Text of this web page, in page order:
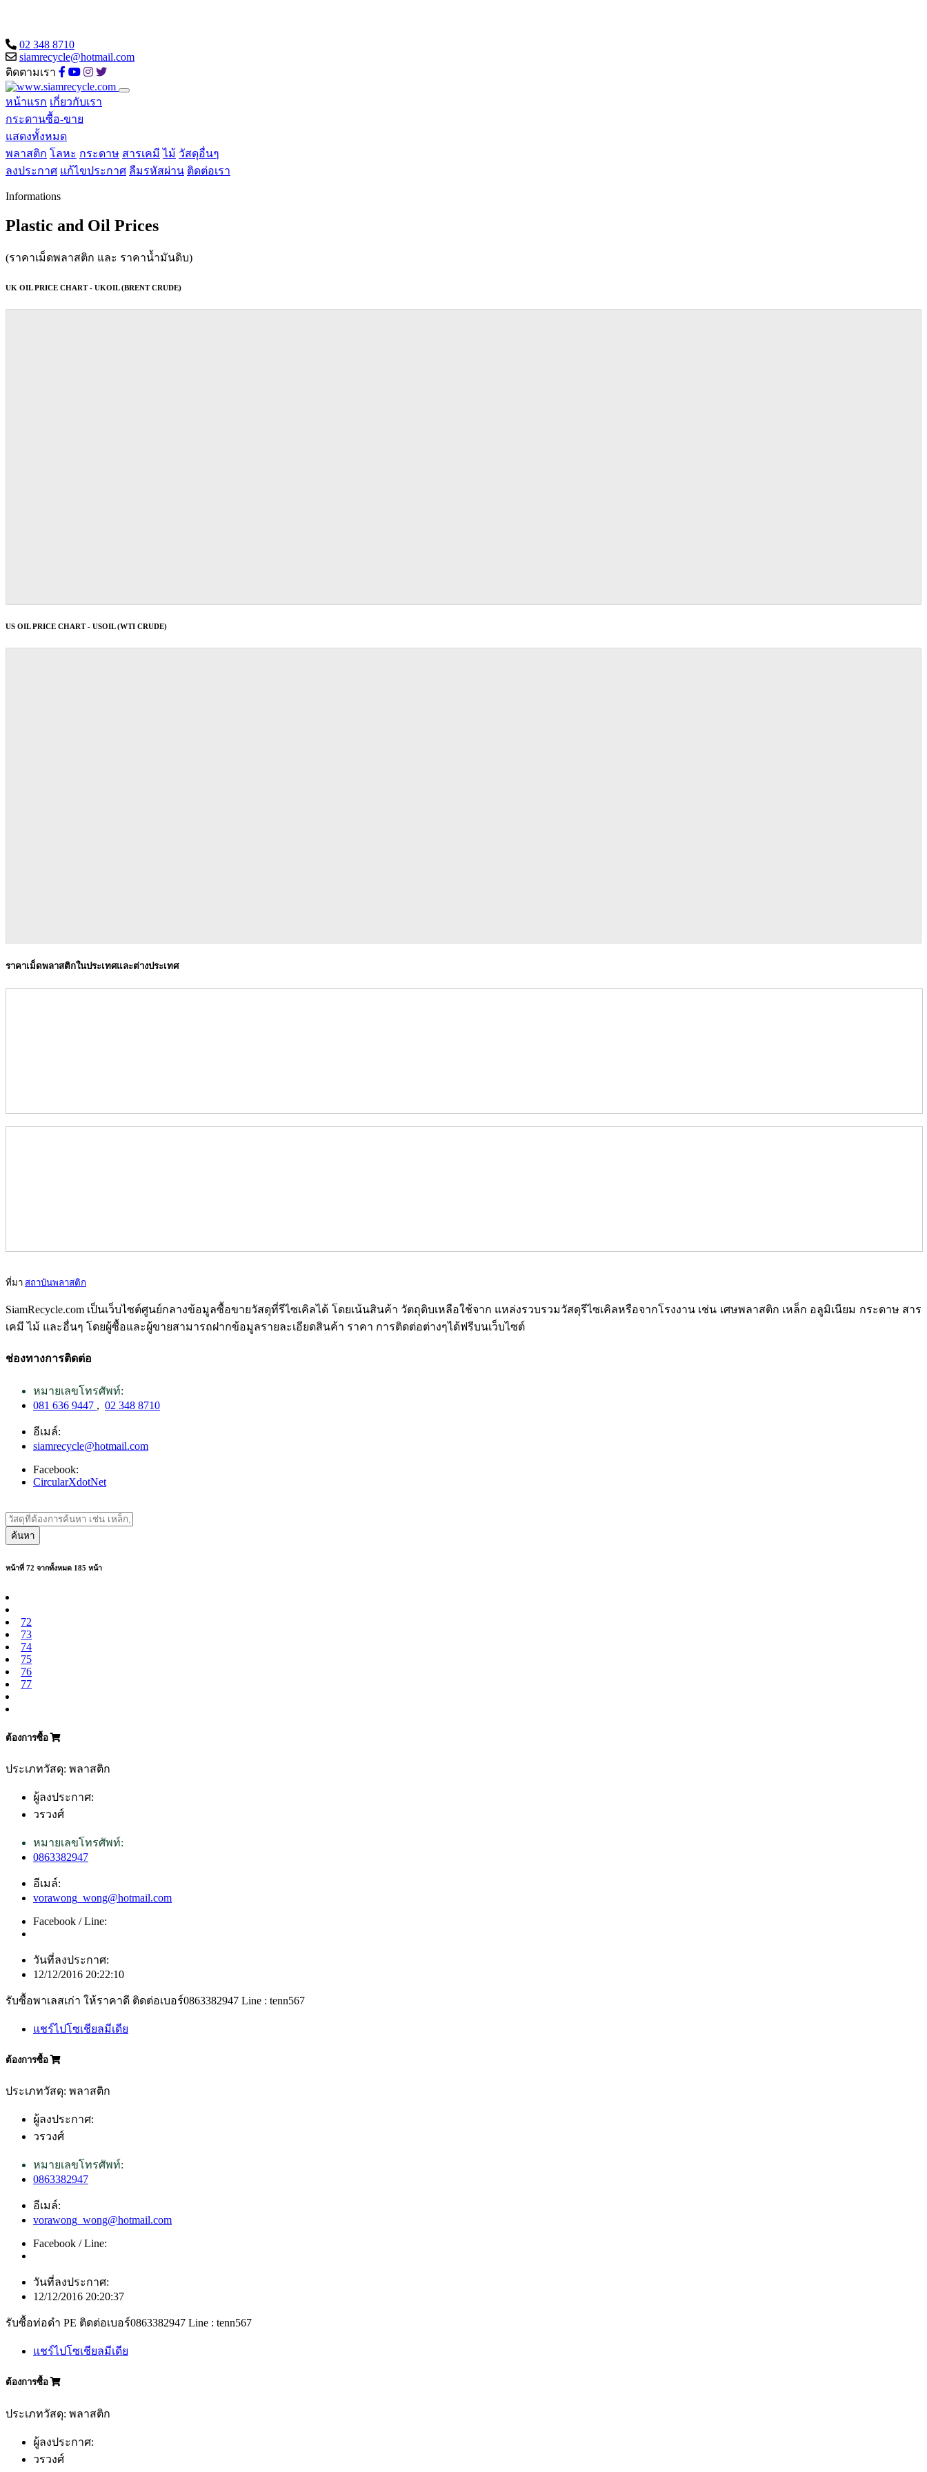
02 348 8710
siamrecycle@hotmail.com
ติดตามเรา
หน้าแรก เกี่ยวกับเรา
กระดานซื้อ-ขาย
แสดงทั้งหมด
พลาสติก โลหะ กระดาษ สารเคมี ไม้ วัสดุอื่นๆ
ลงประกาศ แก้ไขประกาศ ลืมรหัสผ่าน ติดต่อเรา
Informations
Plastic and Oil Prices
(ราคาเม็ดพลาสติก และ ราคาน้ำมันดิบ)
UK OIL PRICE CHART - UKOIL (BRENT CRUDE)
US OIL PRICE CHART - USOIL (WTI CRUDE)
ราคาเม็ดพลาสติกในประเทศและต่างประเทศ
ที่มา สถาบันพลาสติก
SiamRecycle.com เป็นเว็บไซต์ศูนย์กลางข้อมูลซื้อขายวัสดุที่รีไซเคิลได้ โดยเน้นสินค้า วัตถุดิบเหลือใช้จาก แหล่งรวบรวมวัสดุรีไซเคิลหรือจากโรงงาน เช่น เศษพลาสติก เหล็ก อลูมิเนียม กระดาษ สาร
เคมี ไม้ และอื่นๆ โดยผู้ซื้อและผู้ขายสามารถฝากข้อมูลรายละเอียดสินค้า ราคา การติดต่อต่างๆได้ฟรีบนเว็บไซต์
ช่องทางการติดต่อ
หมายเลขโทรศัพท์:
081 636 9447 , 02 348 8710
อีเมล์:
siamrecycle@hotmail.com
Facebook:
CircularXdotNet
ค้นหา
หน้าที่ 72 จากทั้งหมด 185 หน้า
72
73
74
75
76
77
ต้องการซื้อ
ประเภทวัสดุ: พลาสติก
ผู้ลงประกาศ:
วรวงศ์
หมายเลขโทรศัพท์:
0863382947
อีเมล์:
vorawong_wong@hotmail.com
Facebook / Line:
วันที่ลงประกาศ:
12/12/2016 20:22:10
รับซื้อพาเลสเก่า ให้ราคาดี ติดต่อเบอร์0863382947 Line : tenn567
แชร์ไปโซเชียลมีเดีย
ต้องการซื้อ
ประเภทวัสดุ: พลาสติก
ผู้ลงประกาศ:
วรวงศ์
หมายเลขโทรศัพท์:
0863382947
อีเมล์:
vorawong_wong@hotmail.com
Facebook / Line:
วันที่ลงประกาศ:
12/12/2016 20:20:37
รับซื้อท่อดำ PE ติดต่อเบอร์0863382947 Line : tenn567
แชร์ไปโซเชียลมีเดีย
ต้องการซื้อ
ประเภทวัสดุ: พลาสติก
ผู้ลงประกาศ:
วรวงศ์